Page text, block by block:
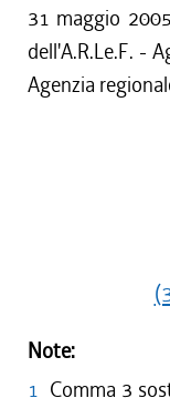
31 maggio
dell'A.R.Le.F. -
Agenzia
Note:
1 Comma 3